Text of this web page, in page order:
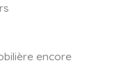
encore